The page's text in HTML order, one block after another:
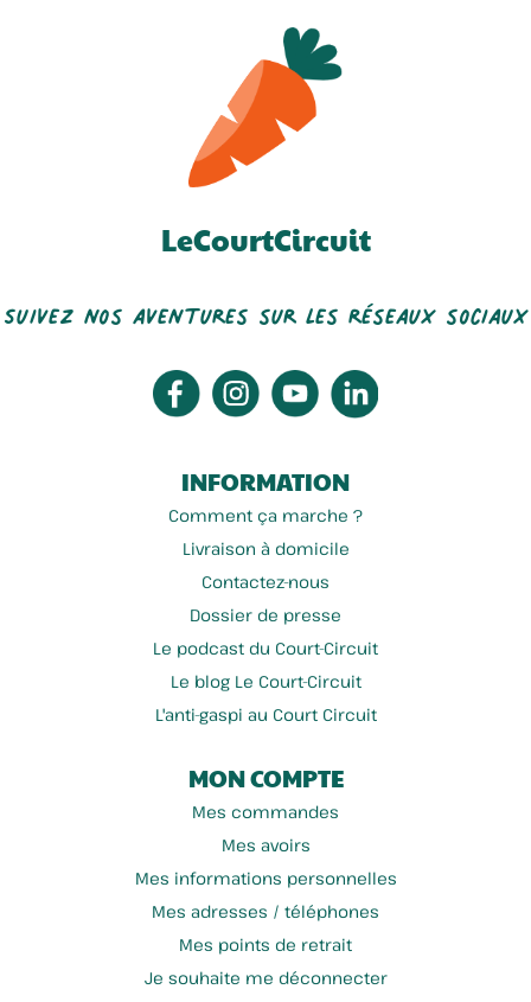
LeCourtCircuit
Suivez nos aventures sur les réseaux sociaux
INFORMATION
Comment ça marche ?
Livraison à domicile
Contactez-nous
Dossier de presse
Le podcast du Court-Circuit
Le blog Le Court-Circuit
L'anti-gaspi au Court Circuit
MON COMPTE
Mes commandes
Mes avoirs
Mes informations personnelles
Mes adresses / téléphones
Mes points de retrait
Je souhaite me déconnecter